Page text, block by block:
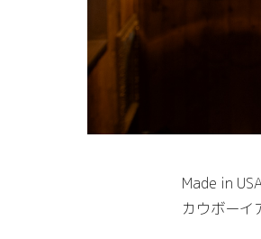
Made in
カウボーイ